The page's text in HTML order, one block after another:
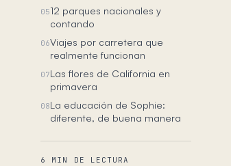
0512 parques nacionales y
contando
06Viajes por carretera que
realmente funcionan
07Las flores de California en
primavera
08La educación de Sophie:
diferente, de buena manera
6 MIN DE LECTURA